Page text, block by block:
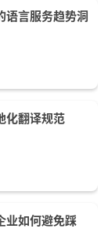
语言服务趋势洞
化翻译规范
业如何避免踩